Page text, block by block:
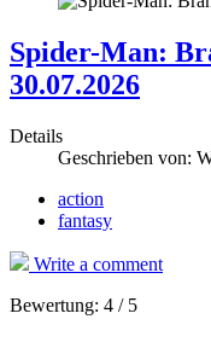
Spider-Man:
30.07.2026
Details
Geschrieben von:
action
fantasy
Write a comment
Bewertung: 4 / 5